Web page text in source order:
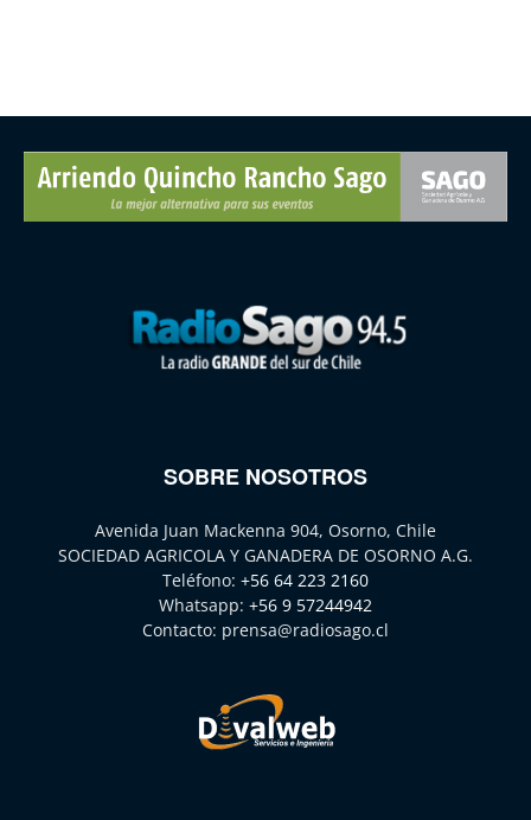
SOBRE NOSOTROS
Avenida Juan Mackenna 904, Osorno, Chile
SOCIEDAD AGRICOLA Y GANADERA DE OSORNO A.G.
Teléfono: +56 64 223 2160
Whatsapp: +56 9 57244942
Contacto: prensa@radiosago.cl